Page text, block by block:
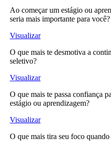
Ao começar um estágio ou
seria mais importante para você?
Visualizar
O que mais te desmotiva a
seletivo?
Visualizar
O que mais te passa confiança
estágio ou aprendizagem?
Visualizar
O que mais tira seu foco